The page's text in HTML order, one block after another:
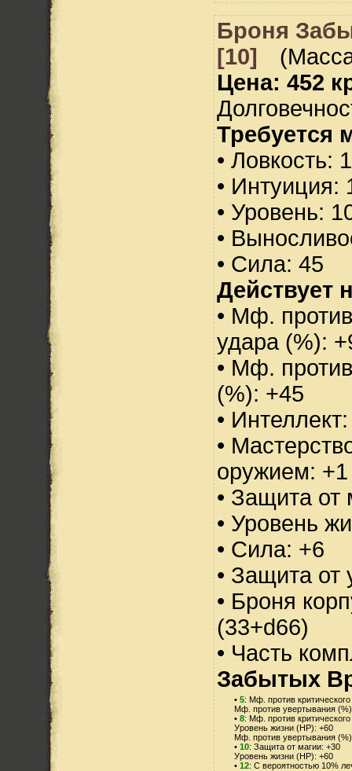
Броня
[10]
Цена: 452
Требуется
• Ловкость:
• Интуиция:
• Уровень:
•
• Сила: 45
Действует
• Мф.
удара (%):
• Мф.
(%): +45
•
•
оружием: +1
• Защита от
• Уровень
• Сила: +6
• Защита от
• Броня
(33+d66)
• Часть
Забытых
• 5: Мф. против
Мф. против увертывания
• 8: Мф. против
Уровень жизни (HP): +60
Мф. против увертывания
• 10: Защита от магии: +30
Уровень жизни (HP): +60
• 12: С вероятностью 10%